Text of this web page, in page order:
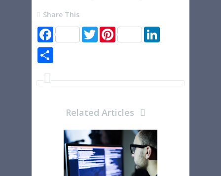
Share This
F
a
o
k
T
w
r
P
i
e
s
I
n
e
Related Articles